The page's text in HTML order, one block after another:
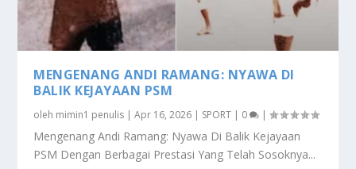
MENGENANG ANDI RAMANG: NYAWA DI
BALIK KEJAYAAN PSM
oleh mimin1 penulis |Apr 16, 2026 | SPORT | 0 |
Mengenang Andi Ramang: Nyawa Di Balik Kejayaan
PSM Dengan Berbagai Prestasi Yang Telah Sosoknya...